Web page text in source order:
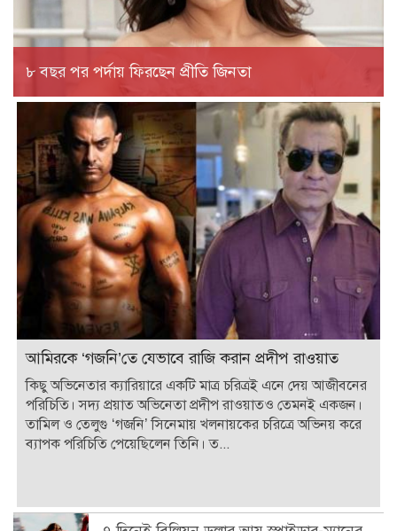
৮ বছর পর পর্দায় ফিরছেন প্রীতি জিনতা
আমিরকে ‘গজনি’তে যেভাবে রাজি করান প্রদীপ রাওয়াত
কিছু অভিনেতার ক্যারিয়ারে একটি মাত্র চরিত্রই এনে দেয় আজীবনের
পরিচিতি। সদ্য প্রয়াত অভিনেতা প্রদীপ রাওয়াতও তেমনই একজন।
তামিল ও তেলুগু ‘গজনি’ সিনেমায় খলনায়কের চরিত্রে অভিনয় করে
ব্যাপক পরিচিতি পেয়েছিলেন তিনি। ত...